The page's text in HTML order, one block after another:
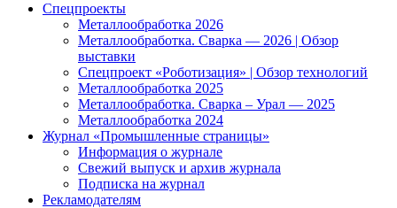
Спецпроекты
Металлообработка 2026
Металлообработка. Сварка — 2026 | Обзор
выставки
Спецпроект «Роботизация» | Обзор технологий
Металлообработка 2025
Металлообработка. Сварка – Урал — 2025
Металлообработка 2024
Журнал «Промышленные страницы»
Информация о журнале
Свежий выпуск и архив журнала
Подписка на журнал
Рекламодателям